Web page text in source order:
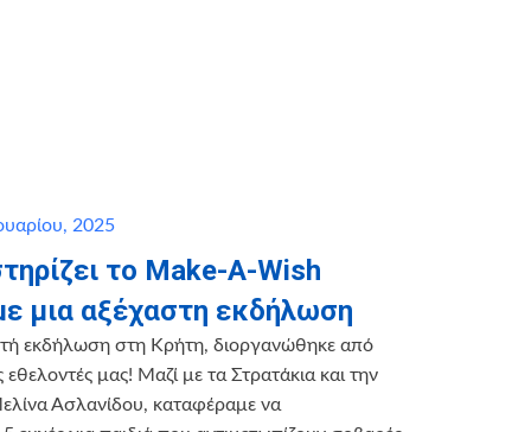
2025
το Make-A-Wish
μια αξέχαστη εκδήλωση
εκδήλωση στη Κρήτη, διοργανώθηκε από
μας! Μαζί με τα Στρατάκια και την
Ασλανίδου, καταφέραμε να